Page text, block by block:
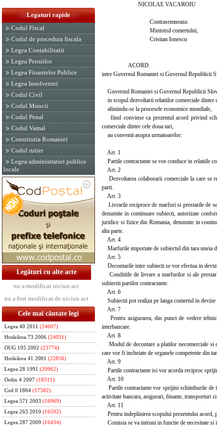
Legaturi rapide
Codul Fiscal
Codul de procedura fiscala
Legea Contabilitatii
Legea Pensiilor
Legea Finantelor Publice
Legea Insolventei
Codul Civil
Codul Muncii
Codul Penal
Codul Vamal
Constitutia Romaniei
Codul rutier
Legea administratiei publice
locale
Legături cu alte acte
nu a modificat niciun act
nu a fost modificat de niciun act
Cele mai căutate legi
Legea 40 2011 (24607)
Hotărârea 73 2006 (24031)
OUG 195 2002 (23774)
Hotărârea 41 2001 (22856)
Legea 28 1991 (20962)
Ordin 4 2007 (18311)
Cod 0 1864 (17582)
Legea 571 2003 (16969)
Legea 263 2010 (16592)
Legea 287 2009 (16434)
NICOLAE VACAROIU
Contrasemneaza:
Ministrul comertului,
Cristian Ionescu
ACORD
intre Guvernul Romaniei si Guvernul Republicii
Guvernul Romaniei si Guvernul Republicii
in scopul dezvoltarii relatiilor comerciale dintre
aliniindu-se la procesele economice mondiale,
fiind convinse ca prezentul acord privind
comerciale dintre cele doua tari,
au convenit asupra urmatoarelor:
Art. 1
Partile contractante se vor conduce in relatiile
Art. 2
Dezvoltarea colaborarii comerciale la care se
parti.
Art. 3
Livrarile reciproce de marfuri si prestarile de
denumite in continuare subiecti, autorizate
juridice si fizice din Romania, denumite in
alta parte.
Art. 4
Marfurile importate de subiectul din tara uneia
Art. 5
Decontarile intre subiecti se vor efectua in
Conditiile de livrare a marfurilor si ale
subiectii partilor contractante.
Art. 6
Subiectii pot realiza pe langa comertul in
Art. 7
Pentru asigurarea, din punct de vedere
interbancare.
Art. 8
Modul de decontare a platilor necomerciale si
care vor fi incheiate de organele competente din
Art. 9
Partile contractante isi vor acorda reciproc
Art. 10
Partile contractante vor sprijini schimburile de
activitate bancara, asigurari, finante, transporturi
Art. 11
Pentru indeplinirea scopului prezentului acord,
Comisia se va intruni in functie de necesitate si